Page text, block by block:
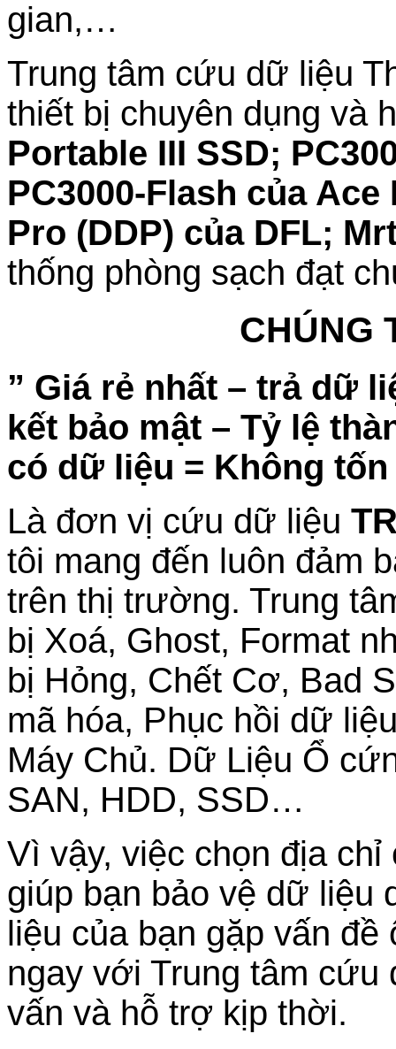
gian,…
Trung tâm cứu dữ liệu
thiết bị chuyên dụng và
Portable III SSD;
PC3000-Flash của
Pro (DDP) của DFL;
thống phòng sạch đạt
CHÚNG
” Giá rẻ nhất – trả dữ
kết bảo mật – Tỷ lệ
có dữ liệu = Không tốn
Là đơn vị cứu dữ liệu
tôi mang đến luôn đảm
trên thị trường. Trung
bị Xoá, Ghost, Format
bị Hỏng, Chết Cơ, Bad
mã hóa, Phục hồi dữ
Máy Chủ. Dữ Liệu Ổ
SAN, HDD, SSD…
Vì vậy, việc chọn địa
giúp bạn bảo vệ dữ liệu
liệu của bạn gặp vấn
ngay với Trung tâm
vấn và hỗ trợ kịp thời.